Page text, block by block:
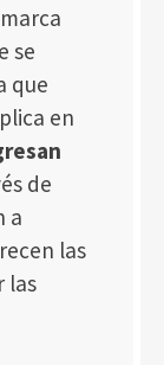
se
que
en
de
a
las
las